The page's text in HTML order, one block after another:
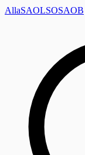
AllaSAOLSOSAOB